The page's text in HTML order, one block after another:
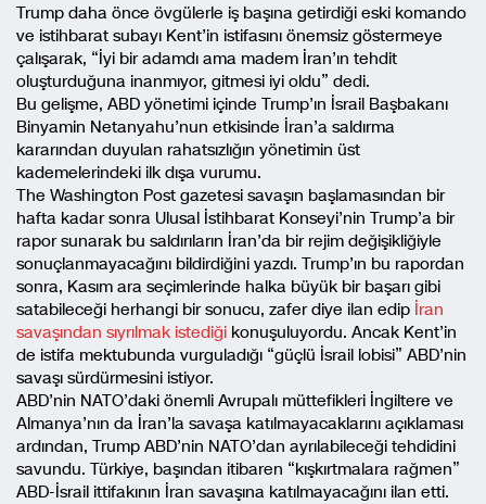
Trump daha önce övgülerle iş başına getirdiği eski komando
ve istihbarat subayı Kent’in istifasını önemsiz göstermeye
çalışarak, “İyi bir adamdı ama madem İran’ın tehdit
oluşturduğuna inanmıyor, gitmesi iyi oldu” dedi.
Bu gelişme, ABD yönetimi içinde Trump’ın İsrail Başbakanı
Binyamin Netanyahu’nun etkisinde İran’a saldırma
kararından duyulan rahatsızlığın yönetimin üst
kademelerindeki ilk dışa vurumu.
The Washington Post gazetesi savaşın başlamasından bir
hafta kadar sonra Ulusal İstihbarat Konseyi’nin Trump’a bir
rapor sunarak bu saldırıların İran’da bir rejim değişikliğiyle
sonuçlanmayacağını bildirdiğini yazdı. Trump’ın bu rapordan
sonra, Kasım ara seçimlerinde halka büyük bir başarı gibi
satabileceği herhangi bir sonucu, zafer diye ilan edip İran
savaşından sıyrılmak istediği konuşuluyordu. Ancak Kent’in
de istifa mektubunda vurguladığı “güçlü İsrail lobisi” ABD’nin
savaşı sürdürmesini istiyor.
ABD’nin NATO’daki önemli Avrupalı müttefikleri İngiltere ve
Almanya’nın da İran’la savaşa katılmayacaklarını açıklaması
ardından, Trump ABD’nin NATO’dan ayrılabileceği tehdidini
savundu. Türkiye, başından itibaren “kışkırtmalara rağmen”
ABD-İsrail ittifakının İran savaşına katılmayacağını ilan etti.